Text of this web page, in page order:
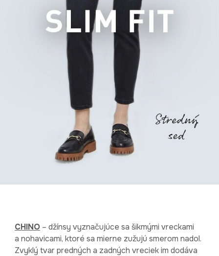
CHINO – džínsy vyznačujúce sa šikmými vreckami
a nohavicami, ktoré sa mierne zužujú smerom nadol.
Zvyklý tvar predných a zadných vreciek im dodáva